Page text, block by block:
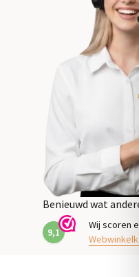
Benieuwd wat
9,1
Wij scoren